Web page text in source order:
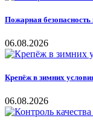
Пожарная
06.08.2026
Крепёж в зимних
06.08.2026